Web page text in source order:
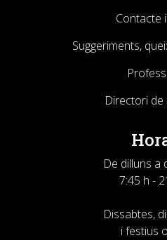
Contacte
Suggeriments,
Directori
De dilluns a
7:45 h -
Dissabtes,
i festius